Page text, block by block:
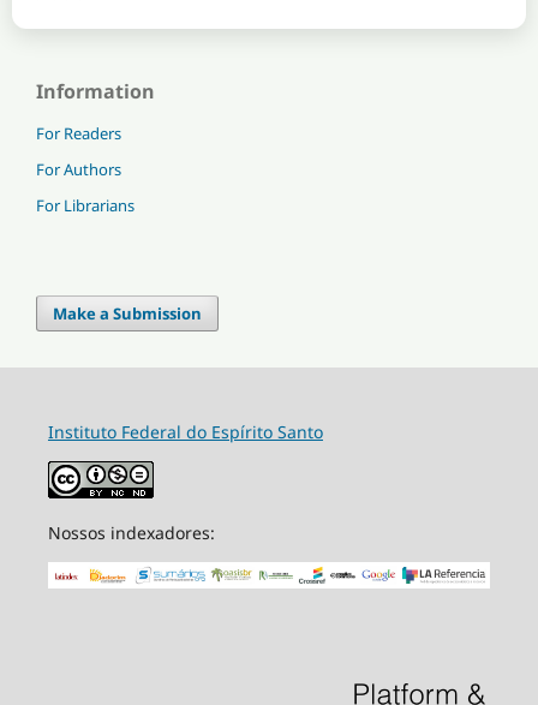
Information
For Readers
For Authors
For Librarians
Make a Submission
Instituto Federal do Espírito Santo
Nossos indexadores: